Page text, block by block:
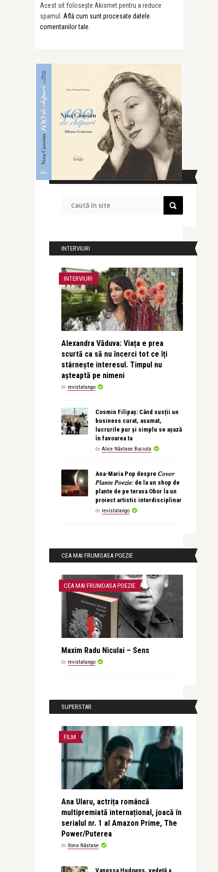
Acest sit folosește Akismet pentru a reduce
spamul. Află cum sunt procesate datele
comentariilor tale
CAUTĂ ÎN SITE
INTERVIURI
INTERVIURI
Alexandra Văduva: Viața e prea
scurtă ca să nu încerci tot ce îți
stârnește interesul. Timpul nu
așteaptă pe nimeni
de revistatango
Cosmin Filipaș: Când susții un
business curat, asumat,
lucrurile pur și simplu se așază
în favoarea ta
de Alice Năstase Buciuta
Ana-Maria Pop despre 𝐶𝑜𝑣𝑜𝑟
𝑃𝑙𝑎𝑛𝑡𝑒 𝑃𝑜𝑒𝑧𝑖𝑒: de la un shop de
plante de pe terasa Obor la un
proiect artistic interdisciplinar
de revistatango
CEA MAI FRUMOASA POEZIE
CEA MAI FRUMOASA POEZIE
Maxim Radu Niculai – Sens
de revistatango
SUPERSTAR
FILM
Ana Ularu, actrița româncă
multipremiată internațional, joacă în
serialul nr. 1 al Amazon Prime, The
Power/Puterea
de Ilona Năstase
Vanessa Hudgens, vedetă a